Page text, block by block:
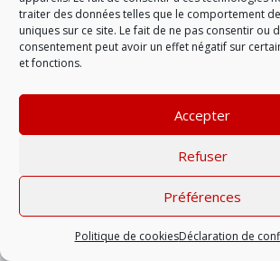
traiter des données telles que le comportement
uniques sur ce site. Le fait de ne pas consentir ou
consentement peut avoir un effet négatif sur
et fonctions.
Accepter
Refuser
Préférences
Politique de cookiesDéclaration de
Mentions légales | © 2022 |
confidentialité